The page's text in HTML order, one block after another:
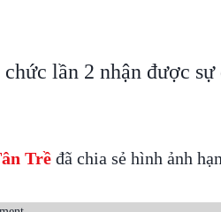
lần 2 nhận được sự
Trềđã chia sẻ hình ảnh